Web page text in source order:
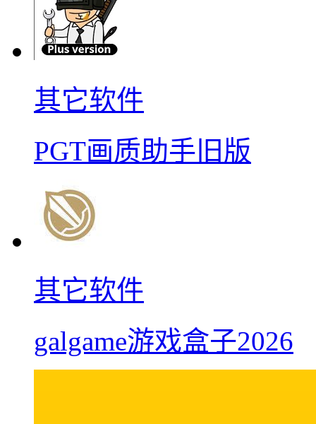
其它软件
PGT画质助手旧版
其它软件
galgame游戏盒子2026